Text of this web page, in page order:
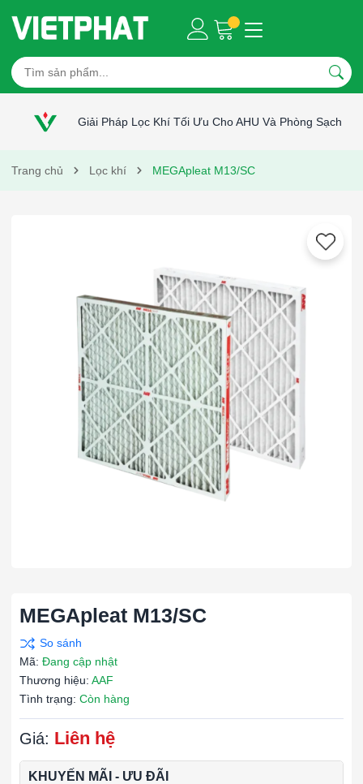
Giải Pháp Lọc Khí Tối Ưu Cho AHU Và Phòng Sạch
Trang chủ Lọc khí MEGApleat M13/SC
MEGApleat M13/SC
Mã: Đang cập nhật
Thương hiệu: AAF
Tình trạng: Còn hàng
Giá: Liên hệ
KHUYẾN MÃI - ƯU ĐÃI